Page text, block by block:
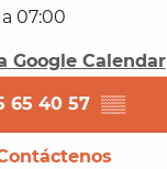
a 07:00
Google Calendar
65 40 57 ▒▒